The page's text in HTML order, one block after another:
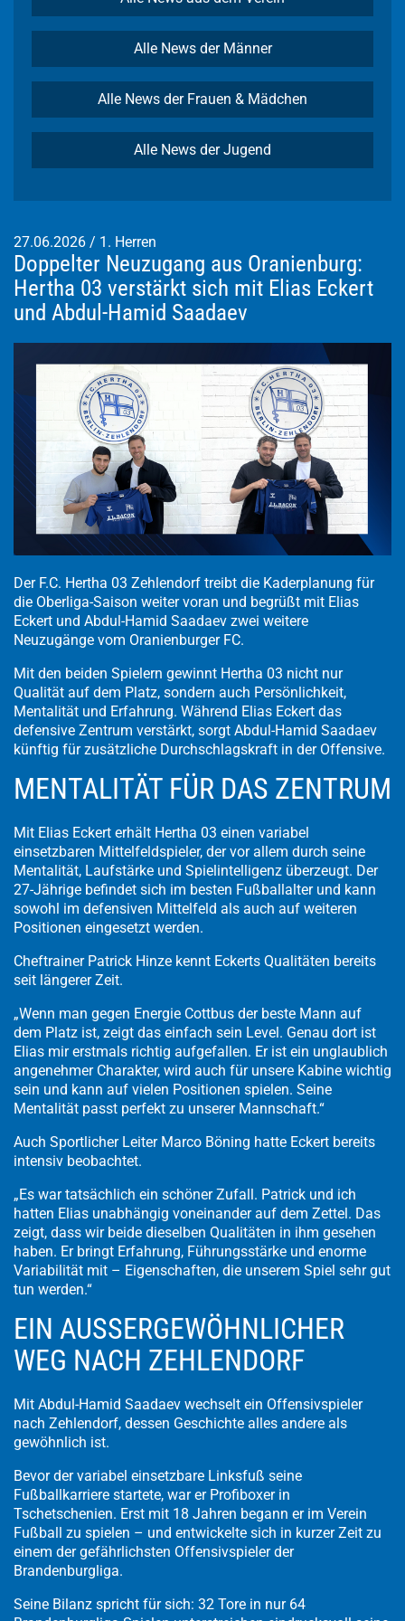
Alle News der Männer
Alle News der Frauen & Mädchen
Alle News der Jugend
27.06.2026 / 1. Herren
Doppelter Neuzugang aus Oranienburg:
Hertha 03 verstärkt sich mit Elias Eckert
und Abdul-Hamid Saadaev
Der F.C. Hertha 03 Zehlendorf treibt die Kaderplanung für
die Oberliga-Saison weiter voran und begrüßt mit Elias
Eckert und Abdul-Hamid Saadaev zwei weitere
Neuzugänge vom Oranienburger FC.
Mit den beiden Spielern gewinnt Hertha 03 nicht nur
Qualität auf dem Platz, sondern auch Persönlichkeit,
Mentalität und Erfahrung. Während Elias Eckert das
defensive Zentrum verstärkt, sorgt Abdul-Hamid Saadaev
künftig für zusätzliche Durchschlagskraft in der Offensive.
MENTALITÄT FÜR DAS ZENTRUM
Mit Elias Eckert erhält Hertha 03 einen variabel
einsetzbaren Mittelfeldspieler, der vor allem durch seine
Mentalität, Laufstärke und Spielintelligenz überzeugt. Der
27-Jährige befindet sich im besten Fußballalter und kann
sowohl im defensiven Mittelfeld als auch auf weiteren
Positionen eingesetzt werden.
Cheftrainer Patrick Hinze kennt Eckerts Qualitäten bereits
seit längerer Zeit.
„Wenn man gegen Energie Cottbus der beste Mann auf
dem Platz ist, zeigt das einfach sein Level. Genau dort ist
Elias mir erstmals richtig aufgefallen. Er ist ein unglaublich
angenehmer Charakter, wird auch für unsere Kabine wichtig
sein und kann auf vielen Positionen spielen. Seine
Mentalität passt perfekt zu unserer Mannschaft.“
Auch Sportlicher Leiter Marco Böning hatte Eckert bereits
intensiv beobachtet.
„Es war tatsächlich ein schöner Zufall. Patrick und ich
hatten Elias unabhängig voneinander auf dem Zettel. Das
zeigt, dass wir beide dieselben Qualitäten in ihm gesehen
haben. Er bringt Erfahrung, Führungsstärke und enorme
Variabilität mit – Eigenschaften, die unserem Spiel sehr gut
tun werden.“
EIN AUSSERGEWÖHNLICHER W
EG NACH ZEHLENDORF
Mit Abdul-Hamid Saadaev wechselt ein Offensivspieler
nach Zehlendorf, dessen Geschichte alles andere als
gewöhnlich ist.
Bevor der variabel einsetzbare Linksfuß seine
Fußballkarriere startete, war er Profiboxer in
Tschetschenien. Erst mit 18 Jahren begann er im Verein
Fußball zu spielen – und entwickelte sich in kurzer Zeit zu
einem der gefährlichsten Offensivspieler der
Brandenburgliga.
Seine Bilanz spricht für sich: 32 Tore in nur 64